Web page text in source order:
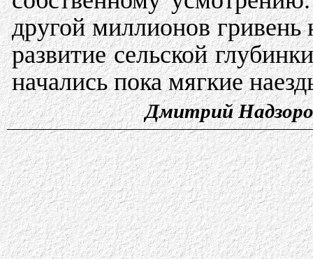
другой миллионов
развитие сельской
начались пока мягкие
Дмитрий